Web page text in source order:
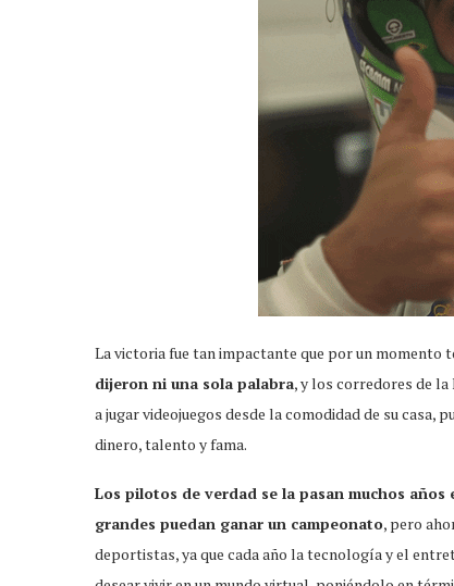
La victoria fue tan impactante que por un momento
dijeron ni una sola palabra, y los corredores de
a jugar videojuegos desde la comodidad de su casa,
dinero, talento y fama.
Los pilotos de verdad se la pasan muchos
grandes puedan ganar un campeonato, pero
deportistas, ya que cada año la tecnología y el